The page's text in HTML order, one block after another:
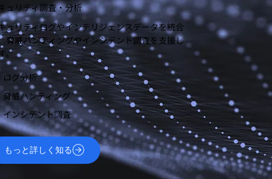
ュリティ調査・分析
ュリティログやインテリジェンスデータを統合
脅威ハンティングやインシデント調査を支援し
。
ログ分析
脅威ハンティング
インシデント調査
もっと詳しく知る